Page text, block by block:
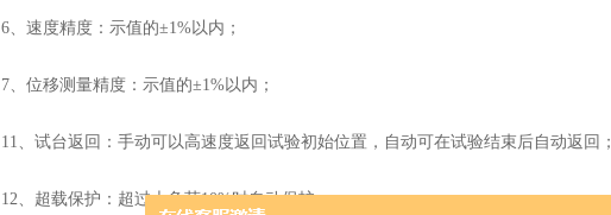
6、速度精度：示值的±1%以内；
7、位移测量精度：示值的±1%以内；
11、试台返回：手动可以高速度返回试验初始位置，自动可在试验结束后自动返回；
12、超载保护：超过大负荷10%时自动保护；